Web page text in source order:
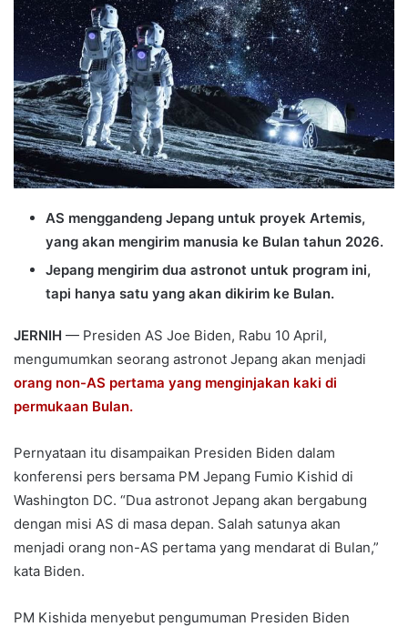
AS menggandeng Jepang untuk proyek Artemis,
yang akan mengirim manusia ke Bulan tahun 2026.
Jepang mengirim dua astronot untuk program ini,
tapi hanya satu yang akan dikirim ke Bulan.
JERNIH — Presiden AS Joe Biden, Rabu 10 April,
mengumumkan seorang astronot Jepang akan menjadi
orang non-AS pertama yang menginjakan kaki di
permukaan Bulan.
Pernyataan itu disampaikan Presiden Biden dalam
konferensi pers bersama PM Jepang Fumio Kishid di
Washington DC. “Dua astronot Jepang akan bergabung
dengan misi AS di masa depan. Salah satunya akan
menjadi orang non-AS pertama yang mendarat di Bulan,”
kata Biden.
PM Kishida menyebut pengumuman Presiden Biden